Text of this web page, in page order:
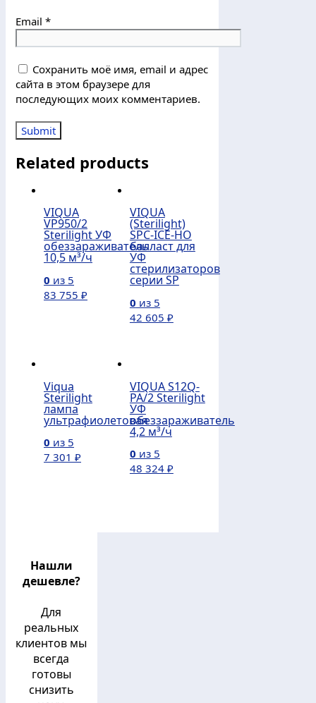
Email *
Сохранить моё имя, email и адрес
сайта в этом браузере для
последующих моих комментариев.
Related products
VIQUA
VP950/2
Sterilight УФ
обеззараживатель
10,5 м³/ч
0 из 5
83 755 ₽
VIQUA
(Sterilight)
SPC-ICE-HO
балласт для
УФ
стерилизаторов
серии SP
0 из 5
42 605 ₽
Viqua
Sterilight
лампа
ультрафиолетовая
0 из 5
7 301 ₽
VIQUA S12Q-
PA/2 Sterilight
УФ
обеззараживатель
4,2 м³/ч
0 из 5
48 324 ₽
Нашли
дешевле?
Для
реальных
клиентов мы
всегда
готовы
снизить